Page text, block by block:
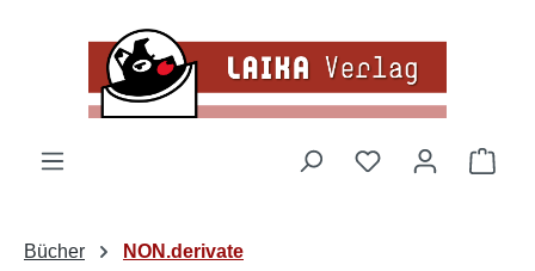
Zum Hauptinhalt springen
Du hast 0
Bücher NON.derivate